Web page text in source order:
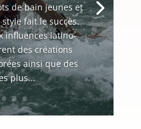
de bain jeunes et
fait le succès.
influences latino-
des créations
ainsi que des
plus...